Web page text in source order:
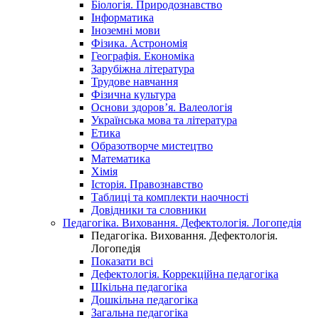
Біологія. Природознавство
Інформатика
Іноземні мови
Фізика. Астрономія
Географія. Економіка
Зарубіжна література
Трудове навчання
Фізична культура
Основи здоров’я. Валеологія
Українська мова та література
Етика
Образотворче мистецтво
Математика
Хімія
Історія. Правознавство
Таблиці та комплекти наочності
Довідники та словники
Педагогіка. Виховання. Дефектологія. Логопедія
Педагогіка. Виховання. Дефектологія.
Логопедія
Показати всі
Дефектологія. Коррекційна педагогіка
Шкільна педагогіка
Дошкільна педагогіка
Загальна педагогіка